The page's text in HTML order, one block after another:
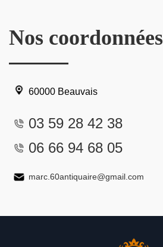
Nos coordonnées
60000 Beauvais
03 59 28 42 38
06 66 94 68 05
marc.60antiquaire@gmail.com